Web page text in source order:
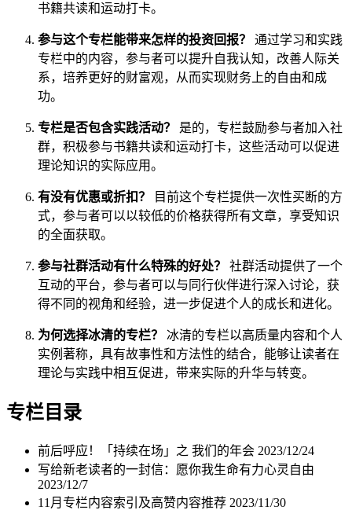
书籍共读和运动打卡。
参与这个专栏能带来怎样的投资回报？
通过学习和实践
专栏中的内容，参与者可以提升自我认知，改善人际关
系，培养更好的财富观，从而实现财务上的自由和成
功。
专栏是否包含实践活动？
是的，专栏鼓励参与者加入社
群，积极参与书籍共读和运动打卡，这些活动可以促进
理论知识的实际应用。
有没有优惠或折扣？
目前这个专栏提供一次性买断的方
式，参与者可以以较低的价格获得所有文章，享受知识
的全面获取。
参与社群活动有什么特殊的好处？
社群活动提供了一个
互动的平台，参与者可以与同行伙伴进行深入讨论，获
得不同的视角和经验，进一步促进个人的成长和进化。
为何选择冰清的专栏？
冰清的专栏以高质量内容和个人
实例著称，具有故事性和方法性的结合，能够让读者在
理论与实践中相互促进，带来实际的升华与转变。
专栏目录
前后呼应！「持续在场」之 我们的年会 2023/12/24
写给新老读者的一封信：愿你我生命有力心灵自由
2023/12/7
11月专栏内容索引及高赞内容推荐 2023/11/30